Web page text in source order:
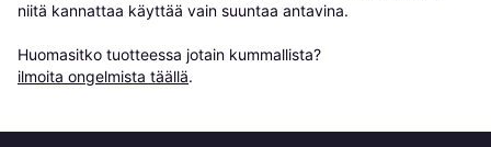
niitä kannattaa käyttää vain suuntaa antavina.
Huomasitko tuotteessa jotain kummallista?
ilmoita ongelmista täällä.